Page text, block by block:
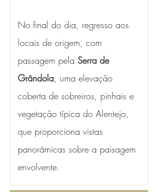
No final do dia, regresso aos
locais de origem, com
passagem pela Serra de
Grândola, uma elevação
coberta de sobreiros, pinhais e
vegetação típica do Alentejo,
que proporciona vistas
panorâmicas sobre a paisagem
envolvente.